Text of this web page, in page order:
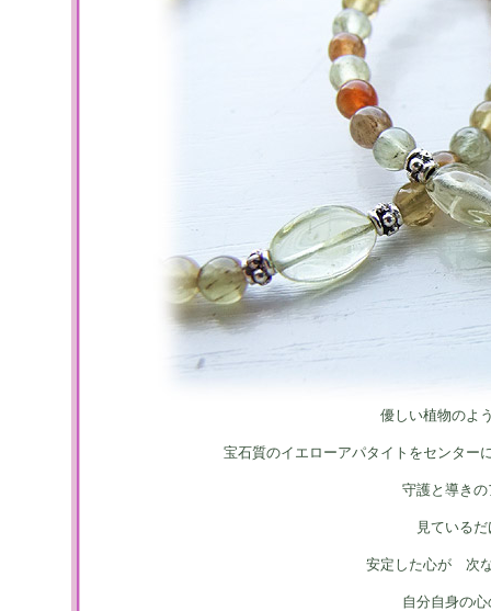
優しい植物のよ
宝石質のイエローアパタイトをセンタ
守護と導き
見ている
安定した心が 次
自分自身の